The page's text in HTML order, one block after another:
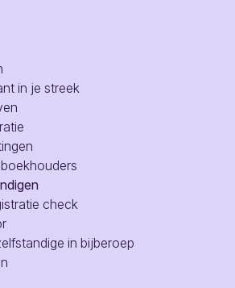
in je streek
check
in bijberoep